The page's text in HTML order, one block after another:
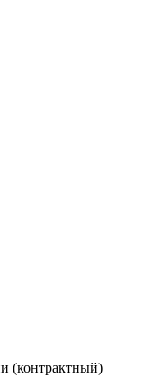
(контрактный)